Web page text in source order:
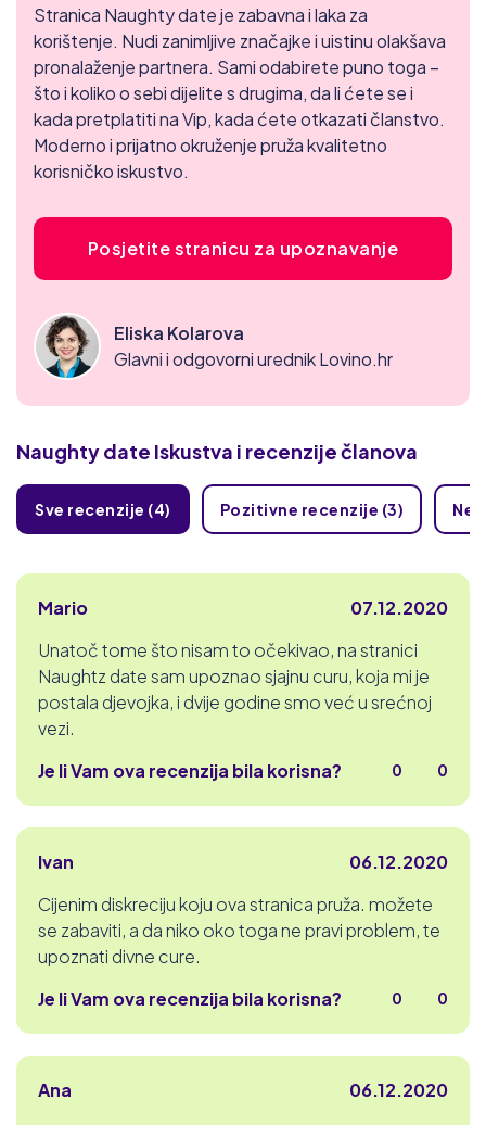
Stranica Naughty date je zabavna i laka za
korištenje. Nudi zanimljive značajke i uistinu olakšava
pronalaženje partnera. Sami odabirete puno toga –
što i koliko o sebi dijelite s drugima, da li ćete se i
kada pretplatiti na Vip, kada ćete otkazati članstvo.
Moderno i prijatno okruženje pruža kvalitetno
korisničko iskustvo.
Posjetite stranicu za upoznavanje
Eliska Kolarova
Glavni i odgovorni urednik Lovino.hr
Naughty date Iskustva i recenzije članova
Sve recenzije (4) Pozitivne recenzije (3)
Mario
07.12.2020
Unatoč tome što nisam to očekivao, na stranici
Naughtz date sam upoznao sjajnu curu, koja mi je
postala djevojka, i dvije godine smo već u srećnoj
vezi.
Je li Vam ova recenzija bila korisna?
0 0
Ivan
06.12.2020
Cijenim diskreciju koju ova stranica pruža. možete
se zabaviti, a da niko oko toga ne pravi problem, te
upoznati divne cure.
Je li Vam ova recenzija bila korisna?
0 0
Ana
06.12.2020